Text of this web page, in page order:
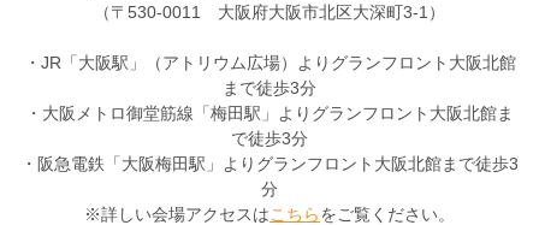
（〒530-0011 大阪府大阪市北区大深町3-1）
・JR「大阪駅」（アトリウム広場）よりグランフロント大阪北館
まで徒歩3分
・大阪メトロ御堂筋線「梅田駅」よりグランフロント大阪北館ま
で徒歩3分
・阪急電鉄「大阪梅田駅」よりグランフロント大阪北館まで徒歩3
分
※詳しい会場アクセスはこちらをご覧ください。